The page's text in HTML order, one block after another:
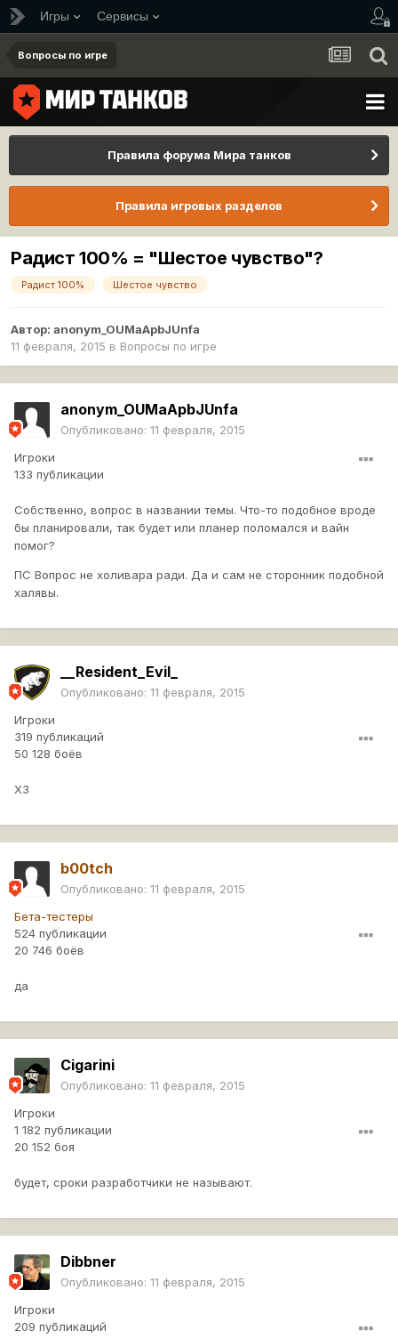
Игры Сервисы
Вопросы по игре
Правила форума Мира танков
Правила игровых разделов
Радист 100% = "Шестое чувство"?
Радист 100% Шестое чувство
Автор: anonym_OUMaApbJUnfa
11 февраля, 2015 в Вопросы по игре
anonym_OUMaApbJUnfa
Опубликовано: 11 февраля, 2015
Игроки
133 публикации
Собственно, вопрос в названии темы. Что-то подобное вроде
бы планировали, так будет или планер поломался и вайн
помог?
ПС Вопрос не холивара ради. Да и сам не сторонник подобной
халявы.
__Resident_Evil_
Опубликовано: 11 февраля, 2015
Игроки
319 публикаций
50 128 боёв
ХЗ
b00tch
Опубликовано: 11 февраля, 2015
Бета-тестеры
524 публикации
20 746 боёв
да
Cigarini
Опубликовано: 11 февраля, 2015
Игроки
1 182 публикации
20 152 боя
будет, сроки разработчики не называют.
Dibbner
Опубликовано: 11 февраля, 2015
Игроки
209 публикаций